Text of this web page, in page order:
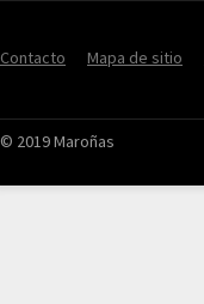
Contacto Mapa de sitio
© 2019 Maroñas